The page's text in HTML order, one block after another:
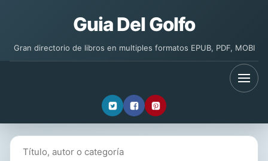
Guia Del Golfo
Gran directorio de libros en multiples formatos EPUB, PDF, MOBI